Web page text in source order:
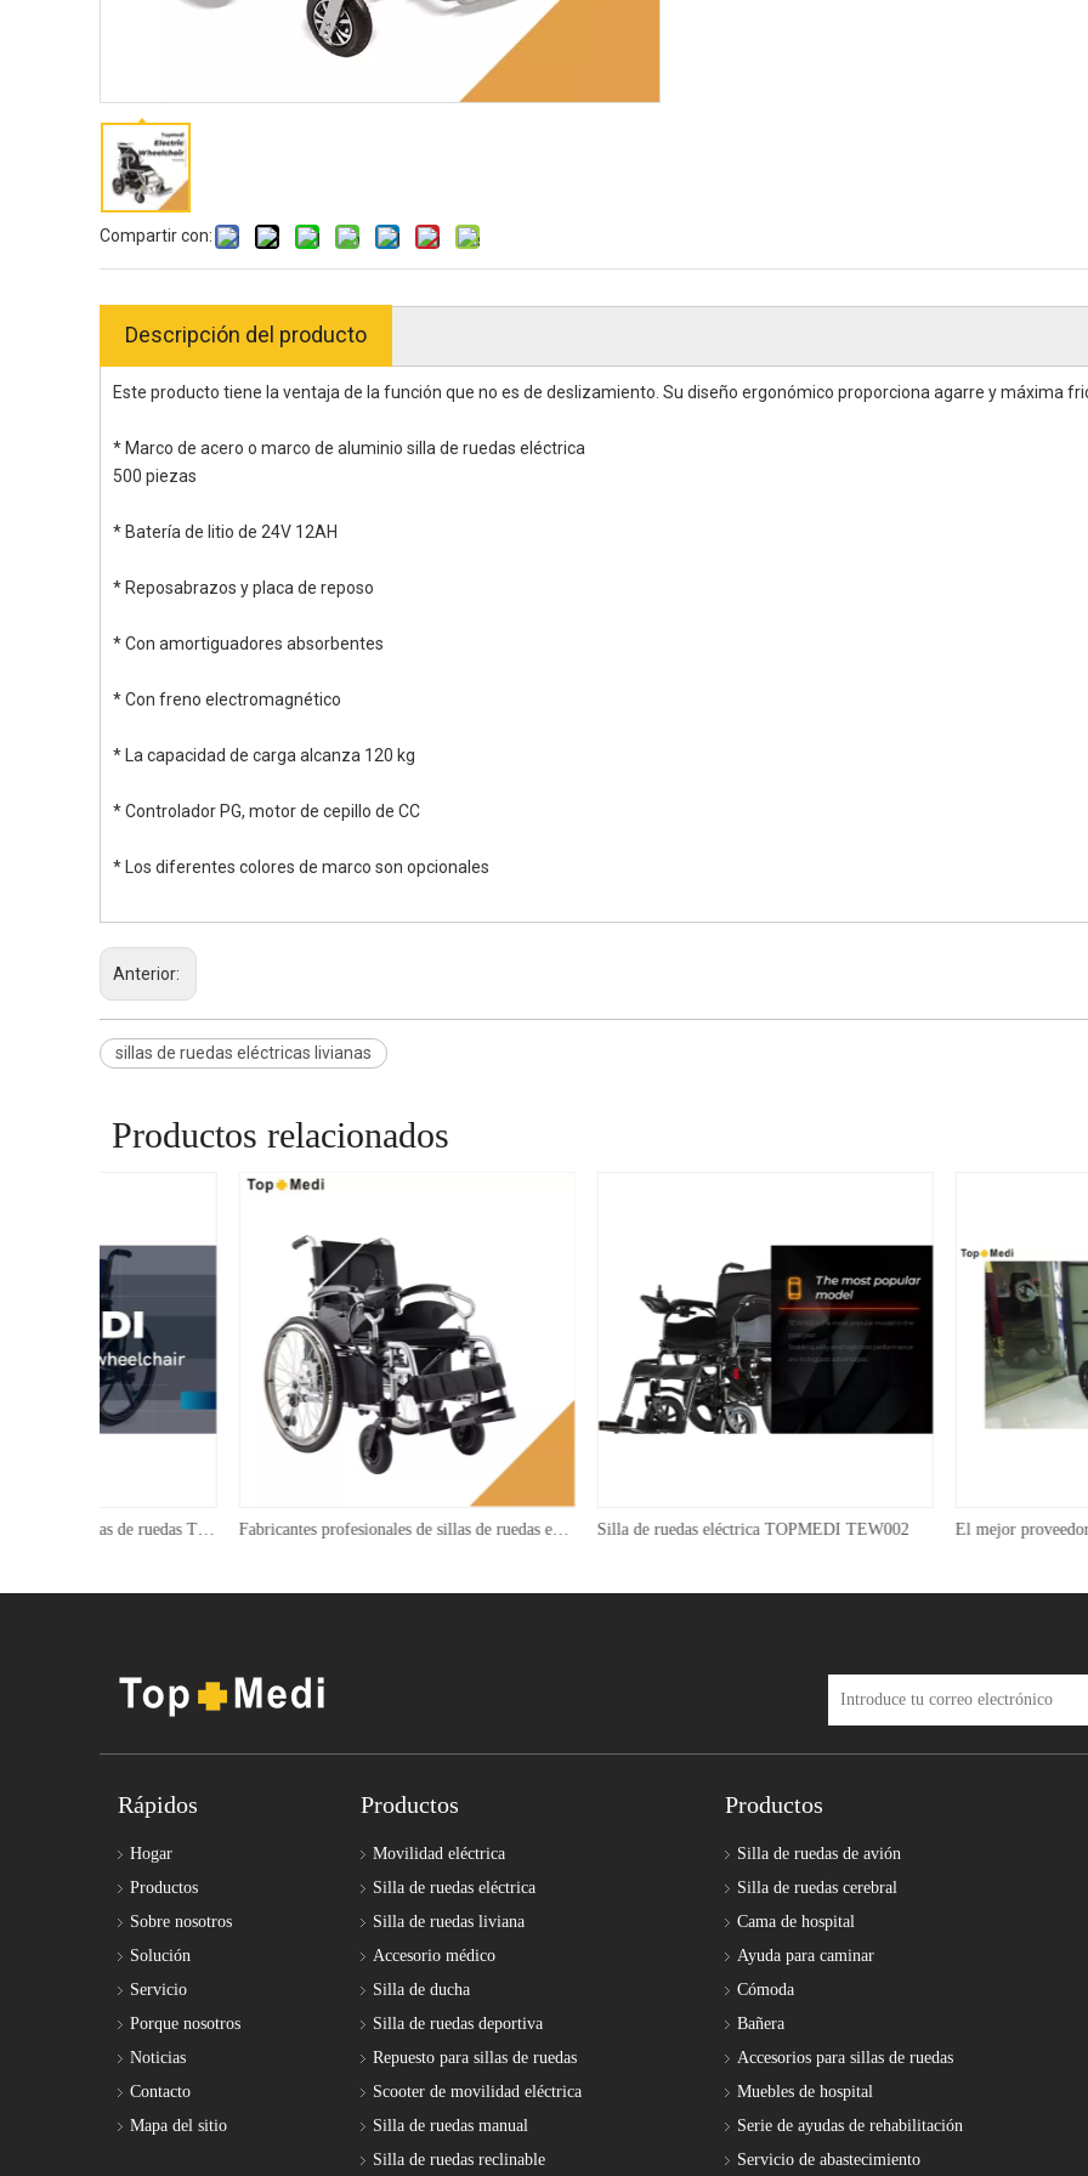
Compartir con:
Descripción del producto
Este producto tiene la ventaja de la función que no es de deslizamiento. Su diseño ergonómico proporciona agarre y máxima
* Marco de acero o marco de aluminio silla de ruedas eléctrica
500 piezas
* Batería de litio de 24V 12AH
* Reposabrazos y placa de reposo
* Con amortiguadores absorbentes
* Con freno electromagnético
* La capacidad de carga alcanza 120 kg
* Controlador PG, motor de cepillo de CC
* Los diferentes colores de marco son opcionales
Anterior:
sillas de ruedas eléctricas livianas
Productos relacionados
Fabricantes profesionales de sillas de ruedas eléctricas Topmedi TM-EW-015 Silla de ruedas eléctrica TOPMEDI TEW002
Rápidos
Hogar
Productos
Sobre nosotros
Solución
Servicio
Porque nosotros
Noticias
Contacto
Mapa del sitio
Productos
Movilidad eléctrica
Silla de ruedas eléctrica
Silla de ruedas liviana
Accesorio médico
Silla de ducha
Silla de ruedas deportiva
Repuesto para sillas de ruedas
Scooter de movilidad eléctrica
Silla de ruedas manual
Silla de ruedas reclinable
Productos
Silla de ruedas de avión
Silla de ruedas cerebral
Cama de hospital
Ayuda para caminar
Cómoda
Bañera
Accesorios para sillas de ruedas
Muebles de hospital
Serie de ayudas de rehabilitación
Servicio de abastecimiento